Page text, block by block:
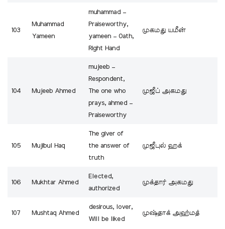
103
Muhammad
Yameen
muhammad –
Praiseworthy,
yameen – Oath,
Right Hand
முகமது யமீன்
104 Mujeeb Ahmed
mujeeb –
Respondent,
The one who
prays, ahmed –
Praiseworthy
முஜீப் அகமது
105 Mujibul Haq
The giver of
the answer of
truth
முஜீபுல் ஹக்
106 Mukhtar Ahmed
Elected,
authorized
முக்தார் அகமது
107 Mushtaq Ahmed
desirous, lover,
Will be liked
முஷ்தாக் அஹ்மத்